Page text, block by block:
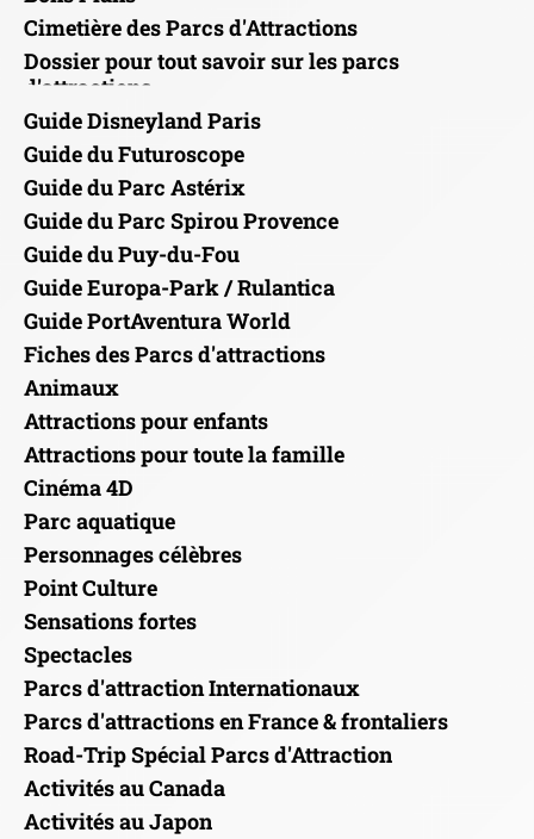
Cimetière des Parcs d'Attractions
Dossier pour tout savoir sur les parcs
d'attractions
Guide Disneyland Paris
Guide du Futuroscope
Guide du Parc Astérix
Guide du Parc Spirou Provence
Guide du Puy-du-Fou
Guide Europa-Park / Rulantica
Guide PortAventura World
Fiches des Parcs d'attractions
Animaux
Attractions pour enfants
Attractions pour toute la famille
Cinéma 4D
Parc aquatique
Personnages célèbres
Point Culture
Sensations fortes
Spectacles
Parcs d'attraction Internationaux
Parcs d'attractions en France & frontaliers
Road-Trip Spécial Parcs d'Attraction
Activités au Canada
Activités au Japon